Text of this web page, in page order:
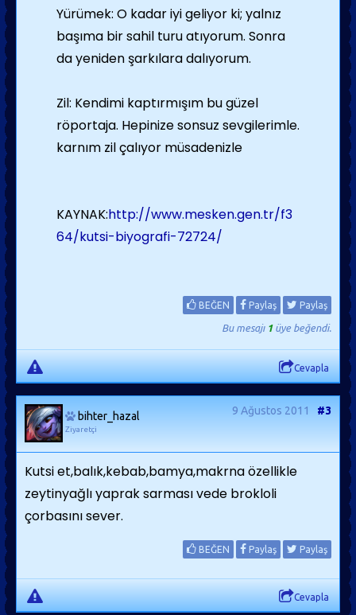
Yürümek: O kadar iyi geliyor ki; yalnız
başıma bir sahil turu atıyorum. Sonra
da yeniden şarkılara dalıyorum.
Zil: Kendimi kaptırmışım bu güzel
röportaja. Hepinize sonsuz sevgilerimle.
karnım zil çalıyor müsadenizle
KAYNAK:http://www.mesken.gen.tr/f3
64/kutsi-biyografi-72724/
BEĞEN Paylaş Paylaş
Bu mesajı 1üye beğendi.
Cevapla
bihter_hazal
Ziyaretçi
9 Ağustos 2011 #3
Kutsi et,balık,kebab,bamya,makrna özellikle
zeytinyağlı yaprak sarması vede brokloli
çorbasını sever.
BEĞEN Paylaş Paylaş
Cevapla